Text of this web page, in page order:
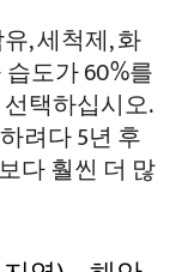
, 세척제, 화
도가 60%를
선택하십시오.
려다 5년 후
다 훨씬 더 많